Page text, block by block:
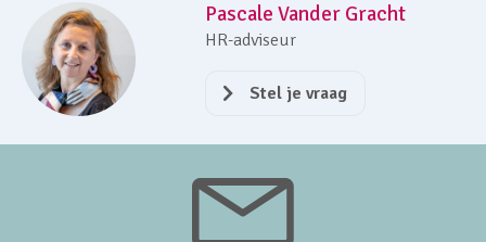
Pascale Vander Gracht
HR-adviseur
Stel je vraag